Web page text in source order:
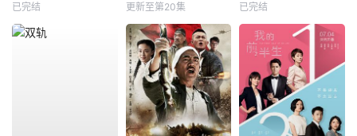
已完结 更新至第20集 已完结